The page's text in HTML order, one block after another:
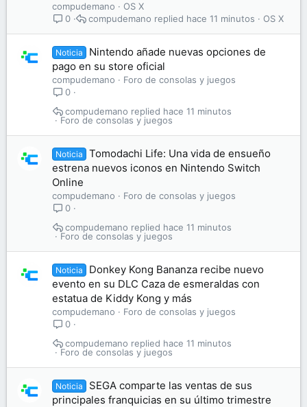
compudemano
OS X
0
OS X
hace 11 minutos
compudemano
Noticia
Nintendo añade nuevas opciones de
pago en su store oficial
compudemano
Foro de consolas y juegos
0
Foro de consolas y juegos
hace 11 minutos
compudemano
Noticia
Tomodachi Life: Una vida de ensueño
estrena nuevos iconos en Nintendo Switch
Online
compudemano
Foro de consolas y juegos
0
Foro de consolas y juegos
hace 11 minutos
compudemano
Noticia
Donkey Kong Bananza recibe nuevo
evento en su DLC Caza de esmeraldas con
estatua de Kiddy Kong y más
compudemano
Foro de consolas y juegos
0
Foro de consolas y juegos
hace 11 minutos
compudemano
Noticia
SEGA comparte las ventas de sus
principales franquicias en su último trimestre